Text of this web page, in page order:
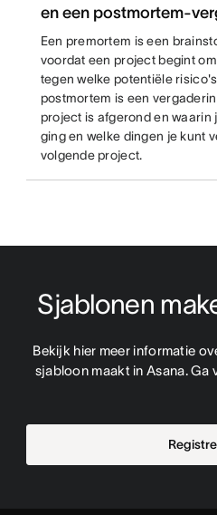
en een postmortem-
Een premortem is een
voordat een project begint
tegen welke potentiële
postmortem is een
project is afgerond en waarin
ging en welke dingen je kunt
volgende project.
Sjablonen
Bekijk hier meer informatie
sjabloon maakt in Asana. Ga